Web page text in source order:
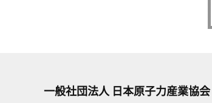
一般社団法人 日本原子力産業協会